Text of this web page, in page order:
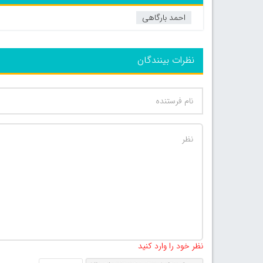
احمد بارگاهی
نظرات بینندگان
نظر خود را وارد کنید